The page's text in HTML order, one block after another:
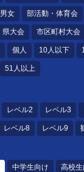
男女 部活動・体育会
県大会 市区町村大会
個人 10人以下
51人以上
レベル2 レベル3
レベル8 レベル9
中学生向け 高校生